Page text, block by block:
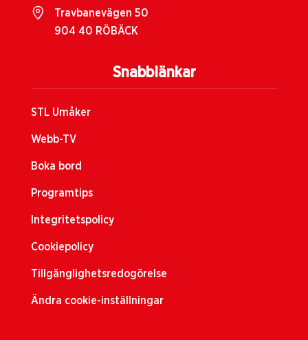
Snabblänkar
STL Umåker
Webb-TV
Boka bord
Programtips
Integritetspolicy
Cookiepolicy
Tillgänglighetsredogörelse
Ändra cookie-inställningar
Travbanevägen 50
904 40 RÖBÄCK